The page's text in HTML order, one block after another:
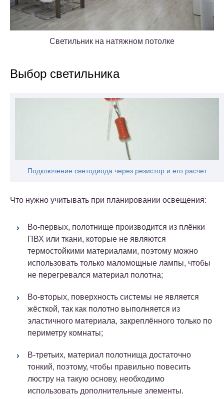
Светильник на натяжном потолке
Выбор светильника
Подключение светодиода через резистор и его расчет
Что нужно учитывать при планировании освещения:
Во-первых, полотнище производится из плёнки
ПВХ или ткани, которые не являются
термостойкими материалами, поэтому можно
использовать только маломощные лампы, чтобы
не перегревался материал полотна;
Во-вторых, поверхность системы не является
жёсткой, так как полотно выполняется из
эластичного материала, закреплённого только по
периметру комнаты;
В-третьих, материал полотнища достаточно
тонкий, поэтому, чтобы правильно повесить
люстру на такую основу, необходимо
использовать дополнительные элементы.